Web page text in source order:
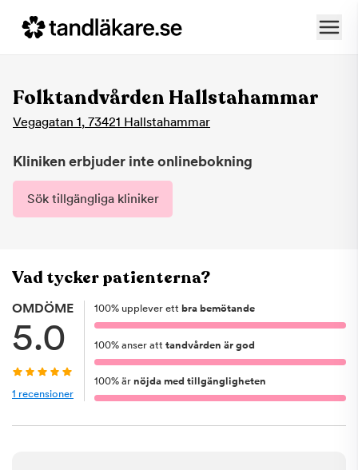
Folktandvården Hallstahammar
Vegagatan 1, 73421 Hallstahammar
Kliniken erbjuder inte onlinebokning
Sök tillgängliga kliniker
Vad tycker patienterna?
OMDÖME
5.0
1 recensioner
100% upplever ett bra bemötande
100% anser att tandvården är god
100% är nöjda med tillgängligheten